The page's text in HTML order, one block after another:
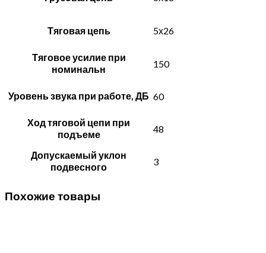
Тяговая цепь 5х26
Тяговое усилие при
номинальн
150
Уровень звука при работе, ДБ 60
Ход тяговой цепи при
подъеме
48
Допускаемый уклон
подвесного
3
Похожие товары